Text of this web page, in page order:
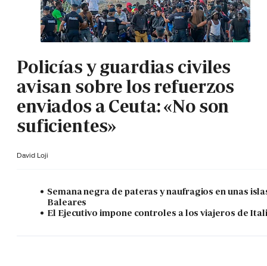
Policías y guardias civiles
avisan sobre los refuerzos
enviados a Ceuta: «No son
suficientes»
David Loji
Semana negra de pateras y naufragios en unas
Baleares
El Ejecutivo impone controles a los viajeros de